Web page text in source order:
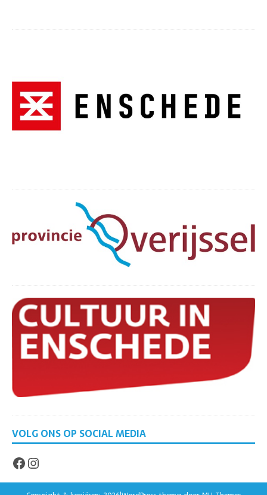
VOLG ONS OP SOCIAL MEDIA